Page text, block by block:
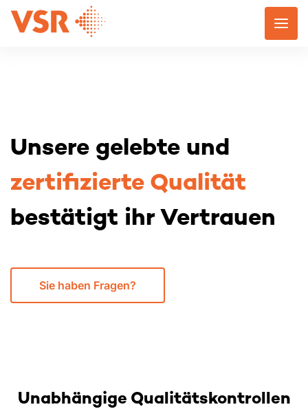
Skip
Unsere gelebte und
zertifizierte Qualität
bestätigt ihr Vertrauen
Sie haben Fragen?
Unabhängige Qualitätskontrollen